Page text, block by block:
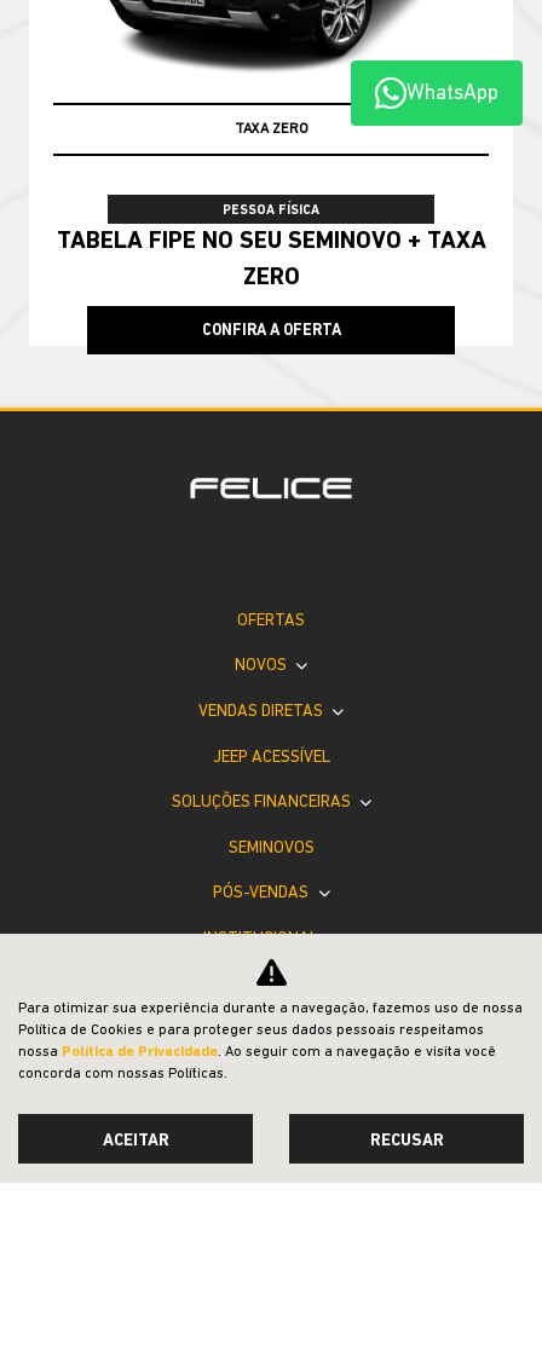
TAXA ZERO
PESSOA FÍSICA
TABELA FIPE NO SEU SEMINOVO + TAXA
ZERO
CONFIRA A OFERTA
WhatsApp
OFERTAS
NOVOS
VENDAS DIRETAS
JEEP ACESSÍVEL
SOLUÇÕES FINANCEIRAS
SEMINOVOS
PÓS-VENDAS
INSTITUCIONAL
BLOG
COMPARATIVO
Para otimizar sua experiência durante a navegação, fazemos uso de nossa
Política de Cookies e para proteger seus dados pessoais respeitamos
nossa Política de Privacidade. Ao seguir com a navegação e visita você
concorda com nossas Políticas.
ACEITAR RECUSAR